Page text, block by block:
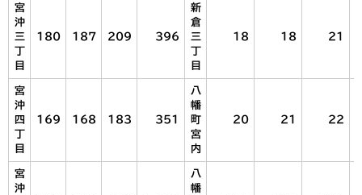
宮
沖
三
目
180 187 209 396
新
倉
三
目
18 18 21
宮
沖
四
目
169 168 183 351
八
幡
町
宮
内
20 21 22
宮
沖
八
幡